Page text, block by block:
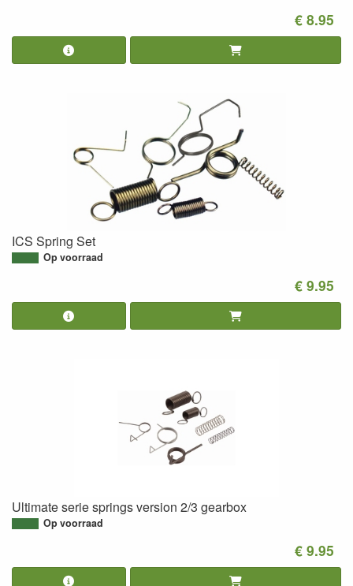
€ 8.95
ICS Spring Set
Op voorraad
€ 9.95
Ultimate serie springs version 2/3 gearbox
Op voorraad
€ 9.95